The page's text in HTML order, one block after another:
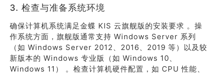
3. 检查与准备系统环境
确保计算机系统满足金蝶 KIS 云旗舰版的安装要求 。操
作系统方面，旗舰版通常支持 Windows Server 系列
（如 Windows Server 2012、2016、2019 等）以及较
新版本的 Windows 专业版（如 Windows 10、
Windows 11） 。检查计算机硬件配置，如 CPU 性能、